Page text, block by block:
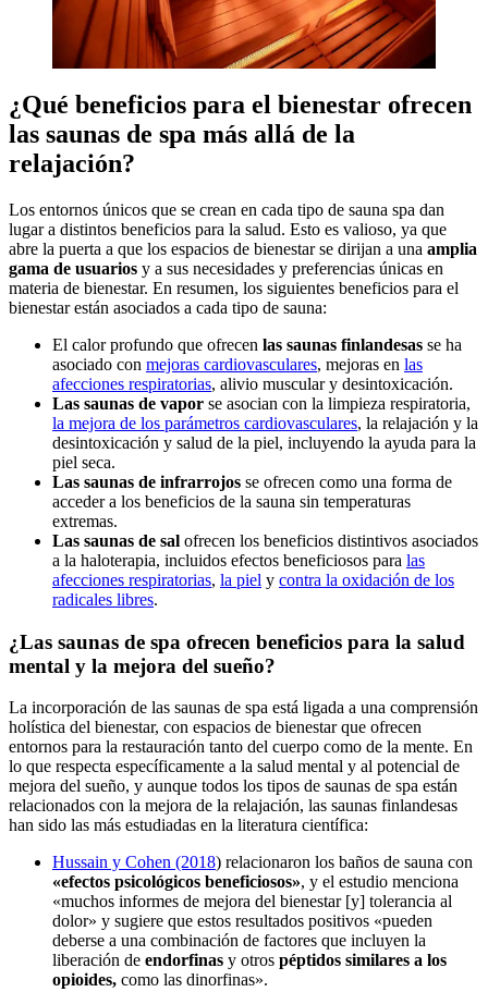
¿Qué beneficios para el bienestar ofrecen
las saunas de spa más allá de la
relajación?
Los entornos únicos que se crean en cada tipo de sauna spa dan
lugar a distintos beneficios para la salud. Esto es valioso, ya que
abre la puerta a que los espacios de bienestar se dirijan a una amplia
gama de usuarios y a sus necesidades y preferencias únicas en
materia de bienestar. En resumen, los siguientes beneficios para el
bienestar están asociados a cada tipo de sauna:
El calor profundo que ofrecen las saunas finlandesas se ha
asociado con mejoras cardiovasculares, mejoras en las
afecciones respiratorias, alivio muscular y desintoxicación.
Las saunas de vapor se asocian con la limpieza respiratoria,
la mejora de los parámetros cardiovasculares, la relajación y la
desintoxicación y salud de la piel, incluyendo la ayuda para la
piel seca.
Las saunas de infrarrojos se ofrecen como una forma de
acceder a los beneficios de la sauna sin temperaturas
extremas.
Las saunas de sal ofrecen los beneficios distintivos asociados
a la haloterapia, incluidos efectos beneficiosos para las
afecciones respiratorias, la piel y contra la oxidación de los
radicales libres.
¿Las saunas de spa ofrecen beneficios para la salud
mental y la mejora del sueño?
La incorporación de las saunas de spa está ligada a una comprensión
holística del bienestar, con espacios de bienestar que ofrecen
entornos para la restauración tanto del cuerpo como de la mente. En
lo que respecta específicamente a la salud mental y al potencial de
mejora del sueño, y aunque todos los tipos de saunas de spa están
relacionados con la mejora de la relajación, las saunas finlandesas
han sido las más estudiadas en la literatura científica:
Hussain y Cohen (2018) relacionaron los baños de sauna con
«efectos psicológicos beneficiosos», y el estudio menciona
«muchos informes de mejora del bienestar [y] tolerancia al
dolor» y sugiere que estos resultados positivos «pueden
deberse a una combinación de factores que incluyen la
liberación de endorfinas y otros péptidos similares a los
opioides, como las dinorfinas».